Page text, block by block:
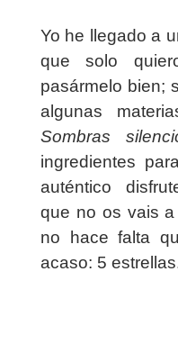
Yo he llegado a
que solo
pasármelo bien;
algunas
Sombras
ingredientes
auténtico
que no os vais a
no hace falta
acaso: 5